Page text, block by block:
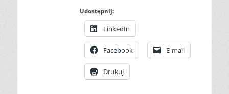
Udostępnij:
LinkedIn
Facebook E-mail
Drukuj